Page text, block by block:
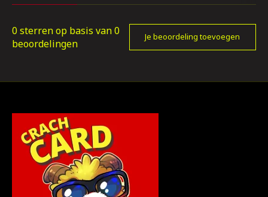
0 sterren op basis van0
beoordelingen
Je beoordeling toevoegen